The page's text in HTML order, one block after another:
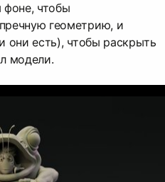
фоне, чтобы
геометрию, и
они есть), чтобы раскрыть
модели.